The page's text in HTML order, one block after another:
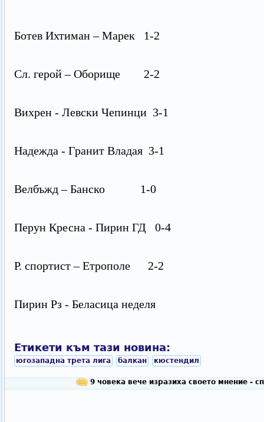
Ботев Ихтиман – Марек 1-2
Сл. герой – Оборище 2-2
Вихрен - Левски Чепинци 3-1
Надежда - Гранит Владая 3-1
Велбъжд – Банско 1-0
Перун Кресна - Пирин ГД 0-4
Р. спортист – Етрополе 2-2
Пирин Рз - Беласица неделя
Етикети към тази новина:
югозападна трета лига балкан кюстендил
9 човека вече изразиха своето мнение -